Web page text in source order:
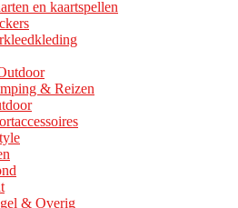
en kaartspellen
& Reizen
& Overig